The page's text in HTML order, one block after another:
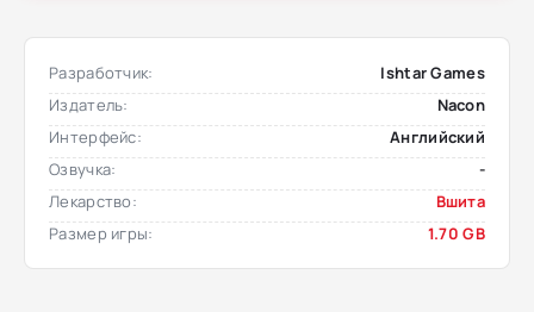
Разработчик:
Ishtar Games
Издатель:
Nacon
Интерфейс:
Английский
Озвучка:
-
Лекарство:
Вшита
Размер игры:
1.70 GB